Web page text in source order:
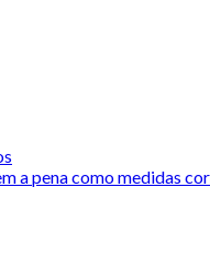
a pena como medidas